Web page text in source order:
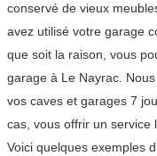
conservé de vieux
avez utilisé votre garage
que soit la raison, vous
garage à Le Nayrac.
vos caves et garages 7
cas, vous offrir un service
Voici quelques exemples